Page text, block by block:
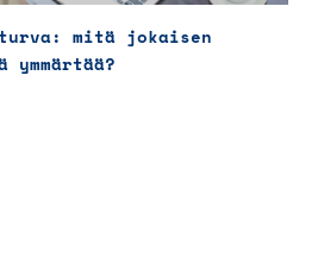
mitä jokaisen